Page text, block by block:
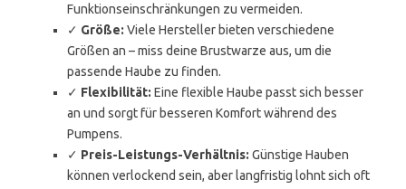
Funktionseinschränkungen zu vermeiden.
✓ Größe: Viele Hersteller bieten verschiedene
Größen an – miss deine Brustwarze aus, um die
passende Haube zu finden.
✓ Flexibilität: Eine flexible Haube passt sich besser
an und sorgt für besseren Komfort während des
Pumpens.
✓ Preis-Leistungs-Verhältnis: Günstige Hauben
können verlockend sein, aber langfristig lohnt sich oft